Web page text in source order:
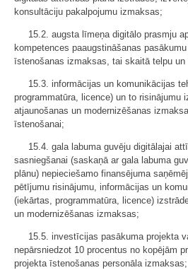
konsultāciju pakalpojumu izmaksas;
15.2. augsta līmeņa digitālo prasmju
kompetences paaugstināšanas
īstenošanas izmaksas, tai skaitā telpu
15.3. informācijas un komunikācijas
programmatūra, licence) un to risinājumu
atjaunošanas un modernizēšanas
īstenošanai;
15.4. gala labuma guvēju digitālajai
sasniegšanai (saskaņā ar gala labuma
plānu) nepieciešamo finansējuma
pētījumu risinājumu, informācijas un
(iekārtas, programmatūra, licence)
un modernizēšanas izmaksas;
15.5. investīcijas pasākuma projekta
nepārsniedzot 10 procentus no kopējām
projekta īstenošanas personāla izmaksas;